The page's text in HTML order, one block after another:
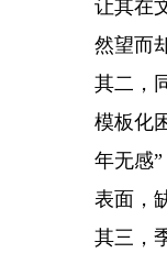
让其在
然望而
其二，
模板化
年无感
表面，
其三，